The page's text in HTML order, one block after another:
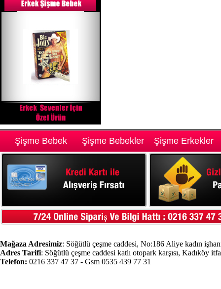
Şişme Bebek Şişme Bebekler Şişme Erkekler
Mağaza Adresimiz: Söğütlü çeşme caddesi, No:186 Aliye kadın
Adres Tarifi: Söğütlü çeşme caddesi katlı otopark karşısı, Kadıköy
Telefon: 0216 337 47 37 - Gsm 0535 439 77 31